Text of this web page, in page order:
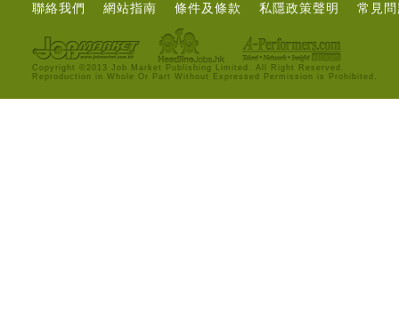
聯絡我們 網站指南 條件及條款 私隱政策聲明 常見
Copyright ©2013 Job Market Publishing Limited. All Right Reserved.
Reproduction in Whole Or Part Without Expressed Permission is Prohibited.